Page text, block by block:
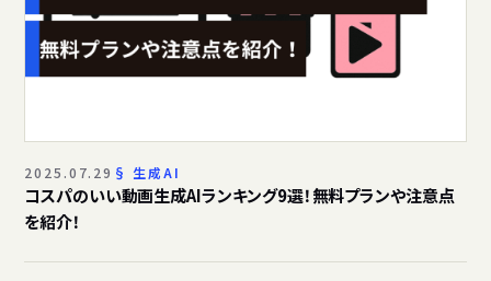
2025.07.29 生成AI
コスパのいい動画生成AIランキング9選！無料プランや注意点
を紹介！